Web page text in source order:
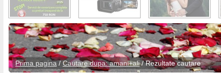
Prima pagina/ Cautare dupa: amani+ali/ Rezultate cautare